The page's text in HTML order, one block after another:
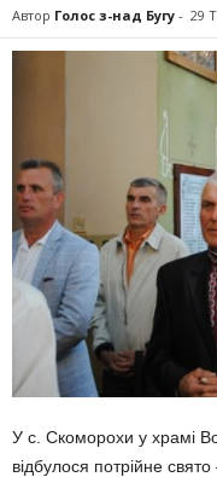
Автор Голос з-над Бугу - 29
У с. Скоморохи у храмі
відбулося потрійне